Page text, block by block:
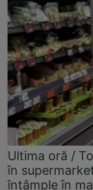
Ultima oră /
în
întâmple în